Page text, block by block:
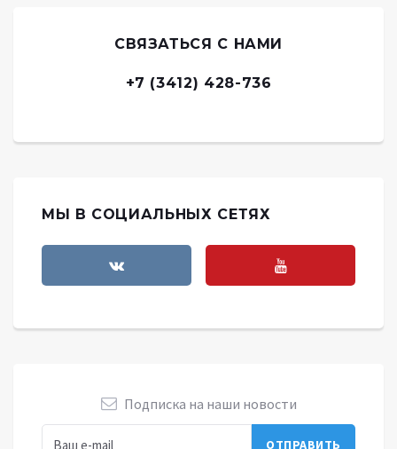
СВЯЗАТЬСЯ С НАМИ
+7 (3412) 428-736
МЫ В СОЦИАЛЬНЫХ СЕТЯХ
Подписка на наши новости